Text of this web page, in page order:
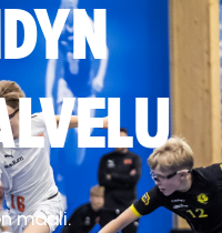
maali.